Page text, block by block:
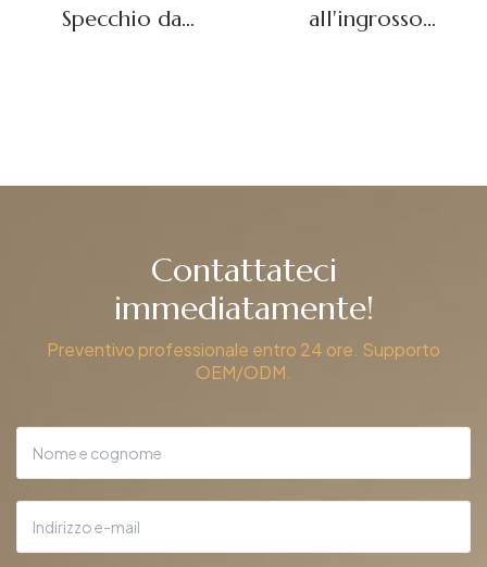
Specchio da
all'ingrosso
Contattateci
immediatamente!
Preventivo professionale entro 24 ore. Supporto
OEM/ODM.